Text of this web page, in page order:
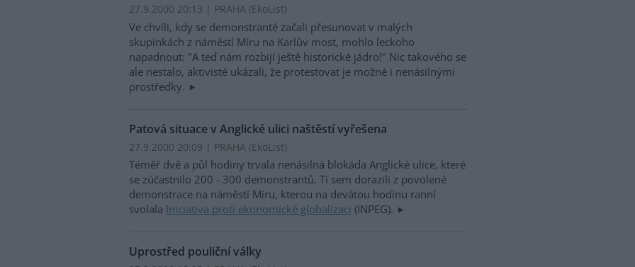
27.9.2000 20:13 | PRAHA (EkoList)
Ve chvíli, kdy se demonstranté začali přesunovat v malých
skupinkách z náměstí Míru na Karlův most, mohlo leckoho
napadnout: "A teď nám rozbijí ještě historické jádro!" Nic takového se
ale nestalo, aktivisté ukázali, že protestovat je možné i nenásilnými
prostředky.
Patová situace v Anglické ulici naštěstí vyřešena
27.9.2000 20:09 | PRAHA (EkoList)
Téměř dvě a půl hodiny trvala nenásilná blokáda Anglické ulice, které
se zúčastnilo 200 - 300 demonstrantů. Ti sem dorazili z povolené
demonstrace na náměstí Míru, kterou na devátou hodinu ranní
svolala Iniciativa proti ekonomické globalizaci (INPEG).
Uprostřed pouliční války